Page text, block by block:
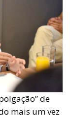
de
mais um vez